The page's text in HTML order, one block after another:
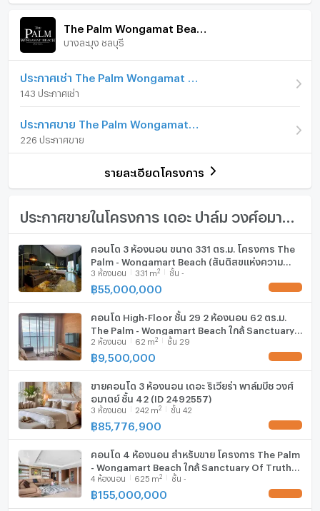
อาคาร ตึก A
2 ห้องนอน
จำนวนห้องนอน
ภายในห้อง ภายในโครงการ
เฟอร์นิเจอร์
โทรศัพท์บ้าน
เครื่องทำน้ำร้อน/น้ำอุ่น
ประตูห้องระบบ digital lock
ตู้เย็น
เครื่องดูดควัน
มีอินเตอร์เน็ตไร้สาย (Wi-Fi) ในห้องพัก
เครื่องซักผ้า
บางละมุง ชลบุรี
143 ประกาศเช่า
226 ประกาศขาย
รายละเอียดโครงการ
คอนโด 3 ห้องนอน ขนาด 331 ตร.ม. โครงการ The
Palm - Wongamart Beach (สันติสุขแห่งความ
จริง) (ID 998162)
3 ห้องนอน 331 m2 ชั้น -
฿55,000,000
คอนโด High-Floor ชั้น 29 2 ห้องนอน 62 ตร.ม.
The Palm - Wongamart Beach ใกล้ Sanctuary
of Truth (ID 3041913)
2 ห้องนอน 62 m2 ชั้น 29
฿9,500,000
ขายคอนโด 3 ห้องนอน เดอะ ริเวียร่า พาล์มบีช วงศ์
อมาตย์ ชั้น 42 (ID 2492557)
3 ห้องนอน 242 m2 ชั้น 42
฿85,776,900
คอนโด 4 ห้องนอน สำหรับขาย โครงการ The Palm
- Wongamart Beach ใกล้ Sanctuary Of Truth
(ID 2322288)
4 ห้องนอน 625 m2 ชั้น -
฿155,000,000